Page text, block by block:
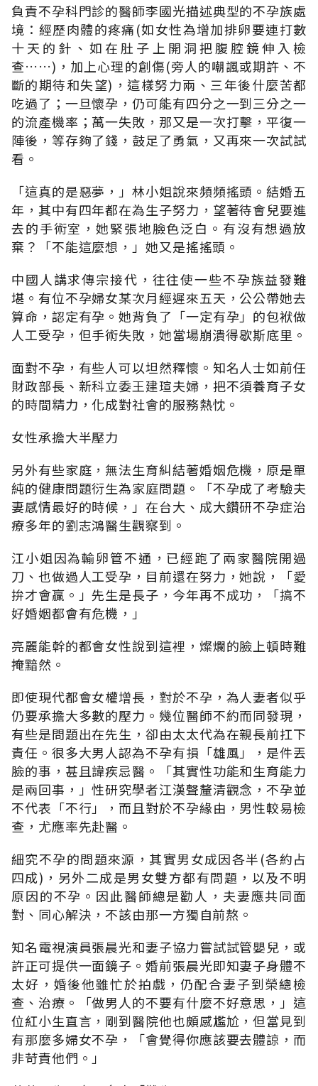
負責不孕科門診的醫師李國光描述典型的不孕族處
境：經歷肉體的疼痛(如女性為增加排卵要連打數
十天的針、如在肚子上開洞把腹腔鏡伸入檢
查……)，加上心理的創傷(旁人的嘲諷或期許、不
斷的期待和失望)，這樣努力兩、三年後什麼苦都
吃過了；一旦懷孕，仍可能有四分之一到三分之一
的流產機率；萬一失敗，那又是一次打擊，平復一
陣後，等存夠了錢，鼓足了勇氣，又再來一次試試
看。
「這真的是惡夢，」林小姐說來頻頻搖頭。結婚五
年，其中有四年都在為生子努力，望著待會兒要進
去的手術室，她緊張地臉色泛白。有沒有想過放
棄？「不能這麼想，」她又是搖搖頭。
中國人講求傳宗接代，往往使一些不孕族益發難
堪。有位不孕婦女某次月經遲來五天，公公帶她去
算命，認定有孕。她背負了「一定有孕」的包袱做
人工受孕，但手術失敗，她當場崩潰得歇斯底里。
面對不孕，有些人可以坦然釋懷。知名人士如前任
財政部長、新科立委王建瑄夫婦，把不須養育子女
的時間精力，化成對社會的服務熱忱。
女性承擔大半壓力
另外有些家庭，無法生育糾結著婚姻危機，原是單
純的健康問題衍生為家庭問題。「不孕成了考驗夫
妻感情最好的時候，」在台大、成大鑽研不孕症治
療多年的劉志鴻醫生觀察到。
江小姐因為輸卵管不通，已經跑了兩家醫院開過
刀、也做過人工受孕，目前還在努力，她說，「愛
拚才會贏。」先生是長子，今年再不成功，「搞不
好婚姻都會有危機，」
亮麗能幹的都會女性說到這裡，燦爛的臉上頓時難
掩黯然。
即使現代都會女權增長，對於不孕，為人妻者似乎
仍要承擔大多數的壓力。幾位醫師不約而同發現，
有些是問題出在先生，卻由太太代為在親長前扛下
責任。很多大男人認為不孕有損「雄風」，是件丟
臉的事，甚且諱疾忌醫。「其實性功能和生育能力
是兩回事，」性研究學者江漢聲釐清觀念，不孕並
不代表「不行」，而且對於不孕緣由，男性較易檢
查，尤應率先赴醫。
細究不孕的問題來源，其實男女成因各半(各約占
四成)，另外二成是男女雙方都有問題，以及不明
原因的不孕。因此醫師總是勸人，夫妻應共同面
對、同心解決，不該由那一方獨自前熬。
知名電視演員張晨光和妻子協力嘗試試管嬰兒，或
許正可提供一面鏡子。婚前張晨光即知妻子身體不
太好，婚後他雖忙於拍戲，仍配合妻子到榮總檢
查、治療。「做男人的不要有什麼不好意思，」這
位紅小生直言，剛到醫院他也頗感尷尬，但當見到
有那麼多婦女不孕，「會覺得你應該要去體諒，而
非苛責他們。」